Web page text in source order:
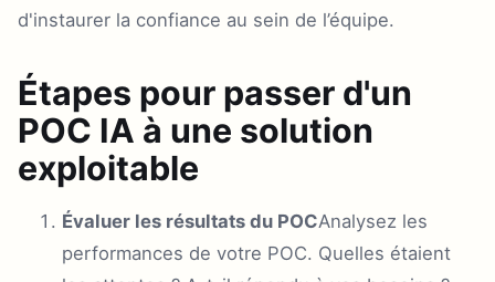
d'instaurer la confiance au sein de l’équipe.
Étapes pour passer d'un
POC IA à une solution
exploitable
Évaluer les résultats du POCAnalysez les
performances de votre POC. Quelles étaient